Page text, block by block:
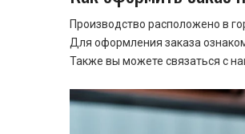
Производство расположено в
Для оформления заказа
Также вы можете связаться с